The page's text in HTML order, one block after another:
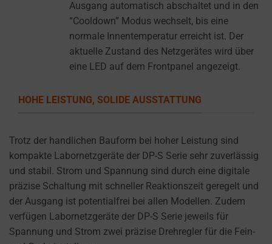
Ausgang automatisch abschaltet und in den
“Cooldown” Modus wechselt, bis eine
normale Innentemperatur erreicht ist. Der
aktuelle Zustand des Netzgerätes wird über
eine LED auf dem Frontpanel angezeigt.
HOHE LEISTUNG, SOLIDE AUSSTATTUNG
Trotz der handlichen Bauform bei hoher Leistung sind
kompakte Labornetzgeräte der DP-S Serie sehr zuverlässig
und stabil. Strom und Spannung sind durch eine digitale
präzise Schaltung mit schneller Reaktionszeit geregelt und
der Ausgang ist potentialfrei bei allen Modellen. Zudem
verfügen Labornetzgeräte der DP-S Serie jeweils für
Spannung und Strom zwei präzise Drehregler für die Fein-
delete
whenever
you
choose.
For
more
details